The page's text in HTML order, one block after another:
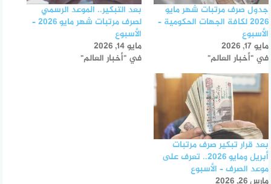
جدول صرف مرتبات شهر مايو
2026 لكافة الجهات الحكومية –
الأسبوع
مايو 17, 2026
في "أخبار العالم"
بعد التبكير.. الموعد الرسمي
لصرف مرتبات شهر مايو 2026 –
الأسبوع
مايو 14, 2026
في "أخبار العالم"
بعد قرار تبكير صرف مرتبات
أبريل ومايو 2026.. تعرف على
موعد الصرف – الأسبوع
مارس 26, 2026